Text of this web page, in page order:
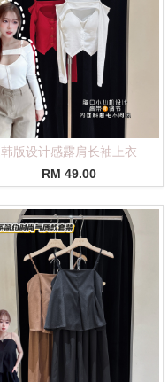
韩版设计感露肩长袖上衣
RM 49.00